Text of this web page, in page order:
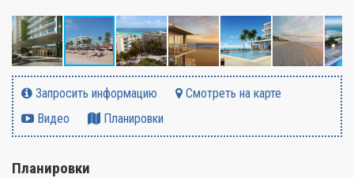
Запросить информацию
Смотреть на карте
Видео
Планировки
Планировки